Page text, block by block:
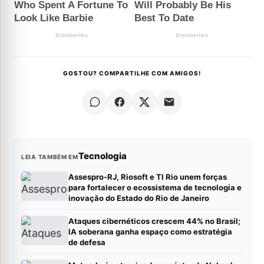
GOSTOU? COMPARTILHE COM AMIGOS!
LEIA TAMBÉM EMTecnologia
Assespro-RJ, Riosoft e TI Rio unem forças
para fortalecer o ecossistema de tecnologia e
inovação do Estado do Rio de Janeiro
Ataques cibernéticos crescem 44% no Brasil;
IA soberana ganha espaço como estratégia
de defesa